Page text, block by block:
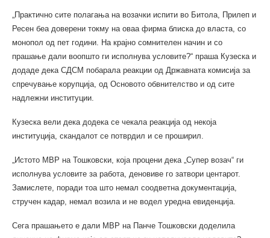
„Практично сите полагања на возачки испити во Битола, Прилеп и
Ресен беа доверени токму на оваа фирма блиска до власта, со
монопол од пет години. На крајно сомнителен начин и со
прашање дали воопшто ги исполнува условите?“ праша Кузеска и
додаде дека СДСМ побарала реакции од Државната комисија за
спречување корупција, од Основото обвнителство и од сите
надлежни институции.
Кузеска вели дека додека се чекала реакција од некоја
институција, скандалот се потврдил и се проширил.
„Истото МВР на Тошковски, која процени дека „Супер возач“ ги
исполнува условите за работа, деновиве го затвори центарот.
Замислете, поради тоа што немал соодветна документација,
стручен кадар, немал возила и не водел уредна евиденција.
Сега прашањето е дали МВР на Панче Тошковски доделила